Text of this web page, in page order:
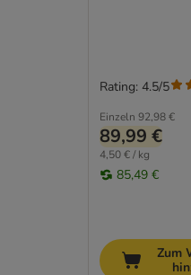
Einzeln 92,98 €
89,99 €
4,50 € / kg
85,49 €
Rating: 4.5/5
Zum